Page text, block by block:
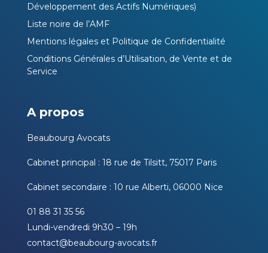
Développement des Actifs Numériques)
Liste noire de l’AMF
Mentions légales et Politique de Confidentialité
Conditions Générales d’Utilisation, de Vente et de
Service
A propos
Beaubourg Avocats
Cabinet principal : 18 rue de Tilsitt, 75017 Paris
Cabinet secondaire : 10 rue Alberti, 06000 Nice
01 88 31 35 56
Lundi-vendredi 9h30 – 19h
contact@beaubourg-avocats.fr